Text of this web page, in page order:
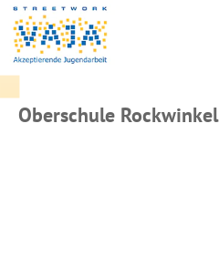
Oberschule Rockwinkel